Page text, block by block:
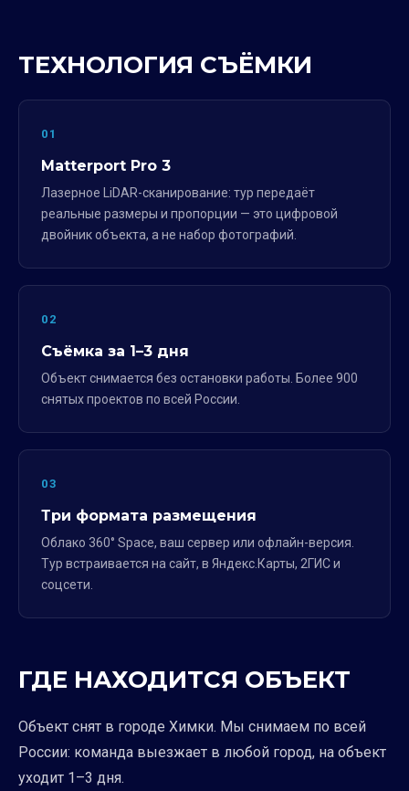
ТЕХНОЛОГИЯ СЪЁМКИ
01
Matterport Pro 3
Лазерное LiDAR-сканирование: тур передаёт
реальные размеры и пропорции — это цифровой
двойник объекта, а не набор фотографий.
02
Съёмка за 1–3 дня
Объект снимается без остановки работы. Более 900
снятых проектов по всей России.
03
Три формата размещения
Облако 360° Space, ваш сервер или офлайн-версия.
Тур встраивается на сайт, в Яндекс.Карты, 2ГИС и
соцсети.
ГДЕ НАХОДИТСЯ ОБЪЕКТ
Объект снят в городе Химки. Мы снимаем по всей
России: команда выезжает в любой город, на объект
уходит 1–3 дня.